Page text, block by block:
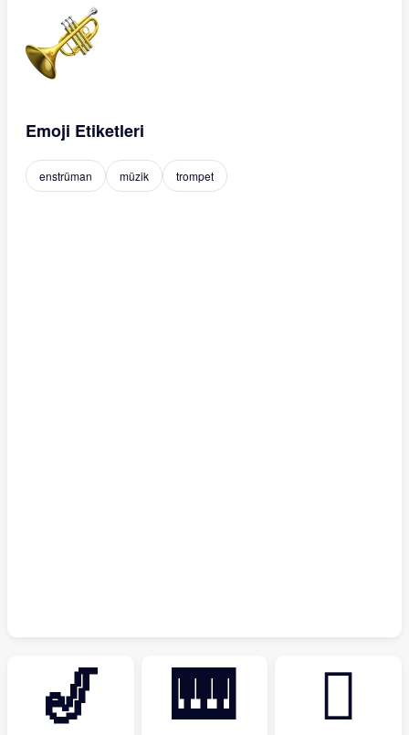
Emoji Etiketleri
enstrüman müzik trompet
🎷 🎹 🪊